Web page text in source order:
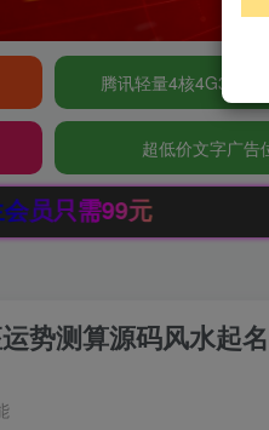
腾讯轻量4核4G3M服
超低价文字广告
势测算源码风水起